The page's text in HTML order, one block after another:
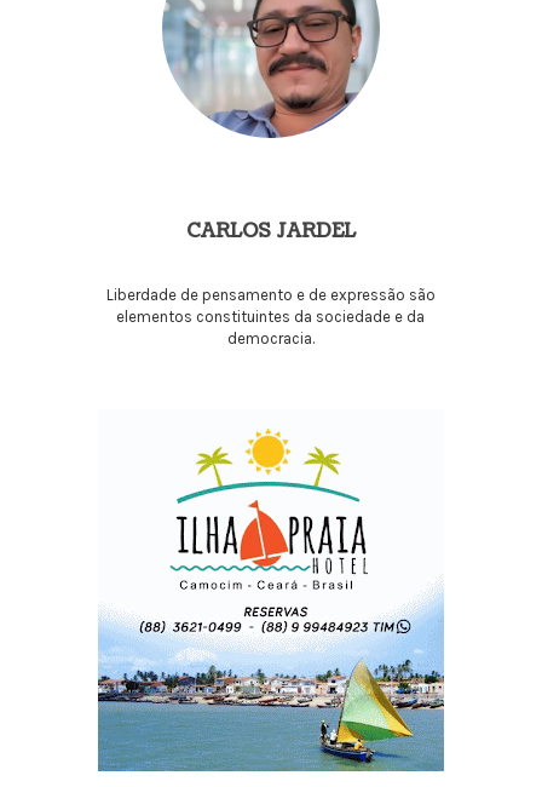
CARLOS JARDEL
Liberdade de pensamento e de expressão são
elementos constituintes da sociedade e da
democracia.